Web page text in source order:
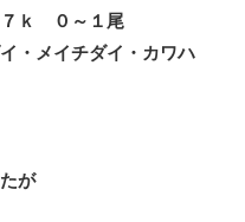
０～１尾
・メイチダイ・カワハ
が